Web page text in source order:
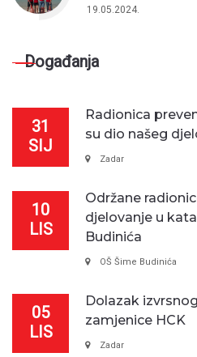
19.05.2024.
Događanja
31
SIJ
Radionica
su dio našeg
Zadar
10
LIS
Održane
djelovanje u
Budinića
OŠ Šime Budinića
05
LIS
Dolazak
zamjenice HCK
Zadar